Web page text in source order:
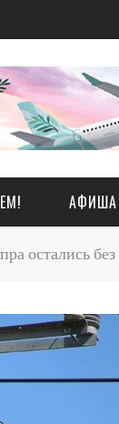
АФИША
остались